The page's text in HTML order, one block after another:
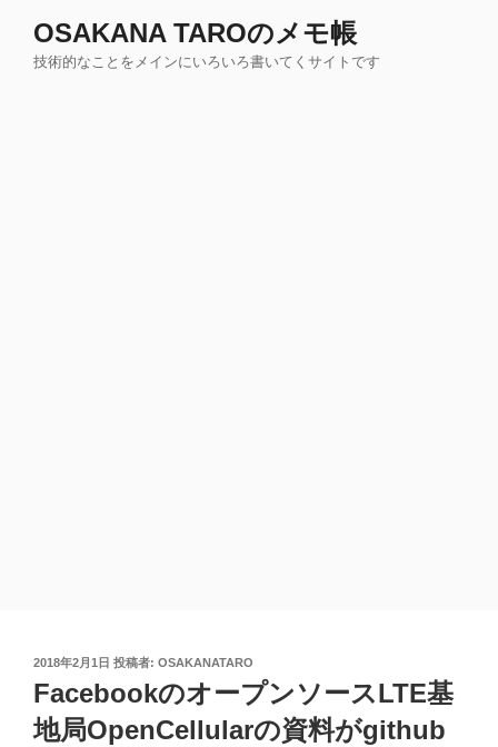
OSAKANA TAROのメモ帳
技術的なことをメインにいろいろ書いてくサイトです
投
稿
日:
2018年2月1日 投稿者: OSAKANATARO
FacebookのオープンソースLTE基
地局OpenCellularの資料がgithub